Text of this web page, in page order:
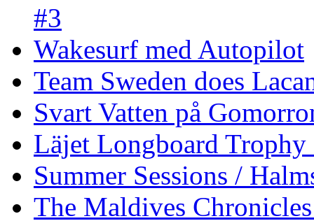
#3
Wakesurf med Autopilot
Team Sweden does
Svart Vatten på
Läjet Longboard
Summer Sessions /
The Maldives